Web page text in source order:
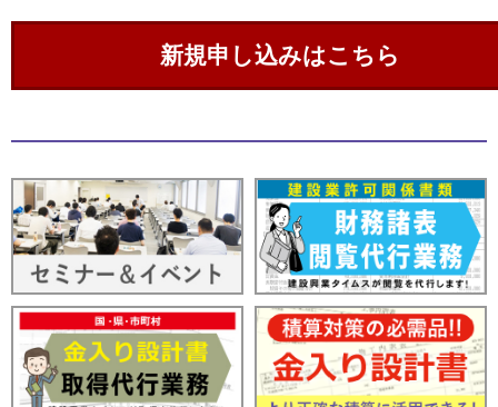
新規申し込みはこちら